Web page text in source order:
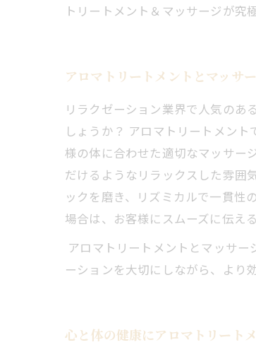
トリートメント＆マッサージが究
アロマトリートメントとマッサ
リラクゼーション業界で人気のあ
しょうか？ アロマトリートメン
様の体に合わせた適切なマッサー
だけるようなリラックスした雰囲
ックを磨き、リズミカルで一貫性
場合は、お客様にスムーズに伝え
アロマトリートメントとマッサ
ーションを大切にしながら、より
心と体の健康にアロマトリート